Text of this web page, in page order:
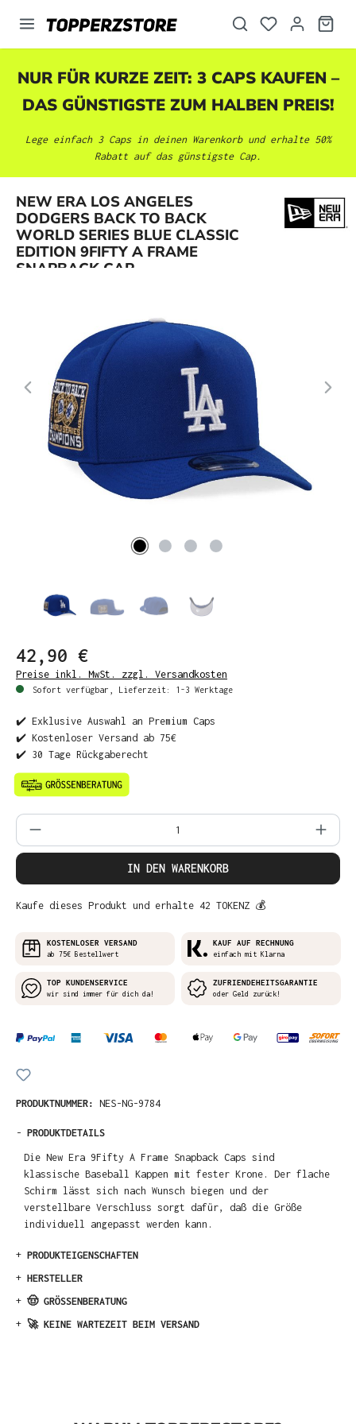
springen
NUR FÜR KURZE ZEIT: 3 CAPS KAUFEN –
DAS GÜNSTIGSTE ZUM HALBEN PREIS!
Lege einfach 3 Caps in deinen Warenkorb und erhalte 50%
Rabatt auf das günstigste Cap.
NEW ERA LOS ANGELES
DODGERS BACK TO BACK
WORLD SERIES BLUE CLASSIC
EDITION 9FIFTY A FRAME
SNAPBACK CAP
Bildergalerie überspringen
42,90 €
Preise inkl. MwSt. zzgl. Versandkosten
Sofort verfügbar, Lieferzeit: 1-3 Werktage
✔️ Exklusive Auswahl an Premium Caps
✔️ Kostenloser Versand ab 75€
✔️ 30 Tage Rückgaberecht
Produkt Anzahl: Gib den gewünschten
IN DEN WARENKORB
Kaufe dieses Produkt und erhalte 42 TOKENZ 💰
KOSTENLOSER VERSAND
ab 75€ Bestellwert
KAUF AUF RECHNUNG
einfach mit Klarna
TOP KUNDENSERVICE
wir sind immer für dich da!
ZUFRIENDEHEITSGARANTIE
oder Geld zurück!
PRODUKTNUMMER: NES-NG-9784
- PRODUKTDETAILS
Die New Era 9Fifty A Frame Snapback Caps sind
klassische Baseball Kappen mit fester Krone. Der flache
Schirm lässt sich nach Wunsch biegen und der
verstellbare Verschluss sorgt dafür, daß die Größe
individuell angepasst werden kann.
+ PRODUKTEIGENSCHAFTEN
+ HERSTELLER
+ 🤠 GRÖSSENBERATUNG
+ 🚀 KEINE WARTEZEIT BEIM VERSAND